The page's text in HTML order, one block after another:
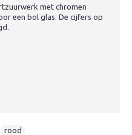
met chromen
een bol glas. De cijfers op
rood